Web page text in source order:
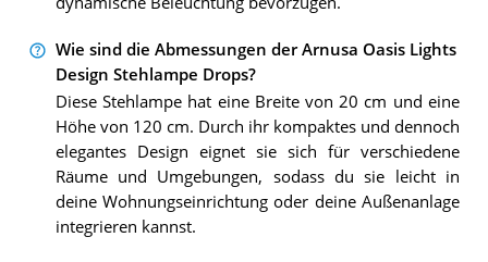
Wie sind die Abmessungen der Arnusa Oasis Lights
Design Stehlampe Drops?
Diese Stehlampe hat eine Breite von 20 cm und eine
Höhe von 120 cm. Durch ihr kompaktes und dennoch
elegantes Design eignet sie sich für verschiedene
Räume und Umgebungen, sodass du sie leicht in
deine Wohnungseinrichtung oder deine Außenanlage
integrieren kannst.